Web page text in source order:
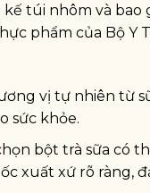
túi nhôm và
phẩm của Bộ Y
vị tự nhiên từ
sức khỏe.
bột trà sữa có
xuất xứ rõ ràng,